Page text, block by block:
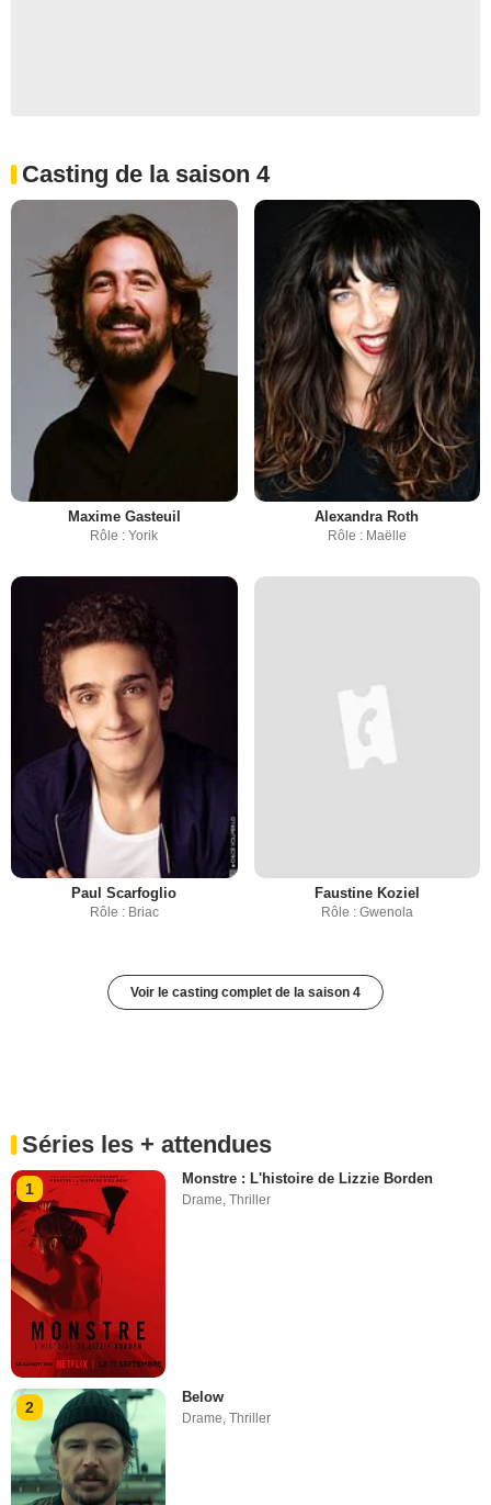
Casting de la saison 4
Maxime Gasteuil
Rôle : Yorik
Alexandra Roth
Rôle : Maëlle
Paul Scarfoglio
Rôle : Briac
Faustine Koziel
Rôle : Gwenola
Voir le casting complet de la saison 4
Séries les + attendues
1
Monstre : L'histoire de Lizzie Borden
Drame,Thriller
2
Below
Drame ,Thriller